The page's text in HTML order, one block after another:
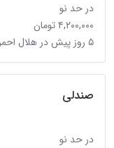
در حد نو
۴,۲۰۰,۰۰۰ تومان
۵ روز پیش در هلال احمر
صندلی
در حد نو